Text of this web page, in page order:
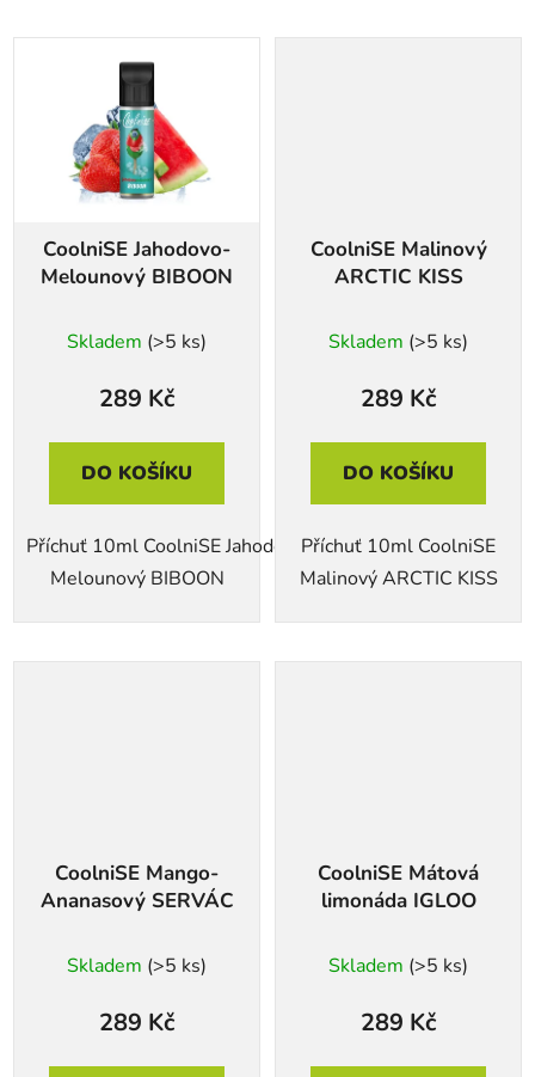
CoolniSE Jahodovo-
Melounový BIBOON
Skladem (>5 ks)
289 Kč
DO KOŠÍKU
Příchuť 10ml CoolniSE Jahodovo-
Melounový BIBOON
CoolniSE Malinový
ARCTIC KISS
Skladem (>5 ks)
289 Kč
DO KOŠÍKU
Příchuť 10ml CoolniSE
Malinový ARCTIC KISS
CoolniSE Mango-
Ananasový SERVÁC
Skladem (>5 ks)
289 Kč
CoolniSE Mátová
limonáda IGLOO
Skladem (>5 ks)
289 Kč